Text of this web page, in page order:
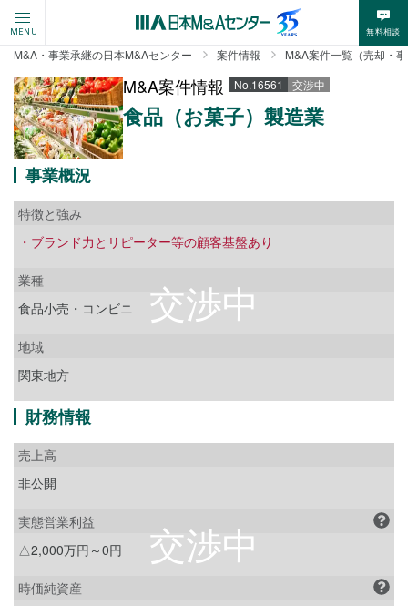
MENU 無料相談
M&A・事業承継の日本M&Aセンター 案件情報 M&A案件一覧（売却・
M&A案件情報 No.16561 交渉中
食品（お菓子）製造業
事業概況
特徴と強み
・ブランド力とリピーター等の顧客基盤あり
業種
食品小売・コンビニ
地域
関東地方
財務情報
売上高
非公開
実態営業利益
△2,000万円～0円
時価純資産